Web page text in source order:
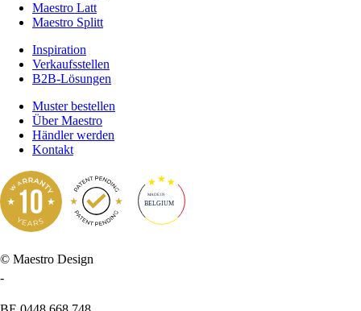
Maestro Latt
Maestro Splitt
Inspiration
Verkaufsstellen
B2B-Lösungen
Muster bestellen
Über Maestro
Händler werden
Kontakt
MADE IN
BELGIUM
© Maestro Design
-